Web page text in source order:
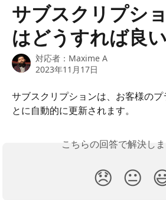
サブスクリプシ
はどうすれば良
対応者： Maxime A
2023年11月17日
サブスクリプションは、お客様の
とに自動的に更新されます。
こちらの回答で解決し
😞 😐